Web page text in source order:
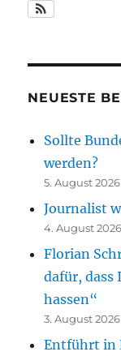
NEUESTE
Sollte
werden?
5. August 2026
Journalist
4. August 2026
Florian
dafür, dass
hassen“
3. August 2026
Entführt in